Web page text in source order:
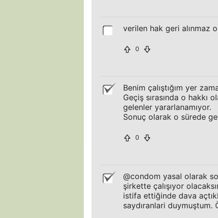
verilen hak geri alınmaz
0
Benim çalıştığım yer
Geçiş sırasında o
gelenler yararlanamıyor.
Sonuç olarak o sürede
0
@condom yasal olarak
şirkette çalışıyor
istifa ettiğinde dava
saydıranlari duymuştum.